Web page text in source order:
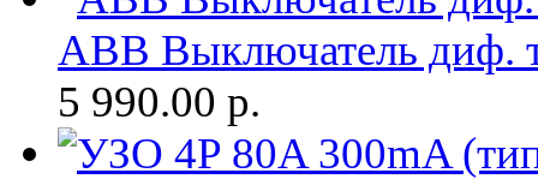
ABB Выключатель диф.
5 990.00 р.